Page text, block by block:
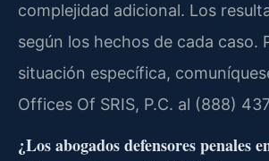
complejidad adicional. Los
según los hechos de cada caso.
situación específica,
Offices Of SRIS, P.C. al (888)
¿Los abogados defensores penales